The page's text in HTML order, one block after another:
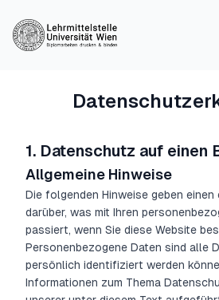
1. Datenschutz auf einen
Allgemeine Hinweise
Die folgenden Hinweise geben
darüber, was mit Ihren
passiert, wenn Sie diese Website
Personenbezogene Daten sind alle
persönlich identifiziert werden
Informationen zum Thema